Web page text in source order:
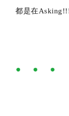
都是在